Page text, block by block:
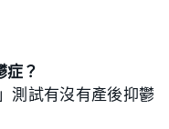
症？
測試有沒有產後抑鬱